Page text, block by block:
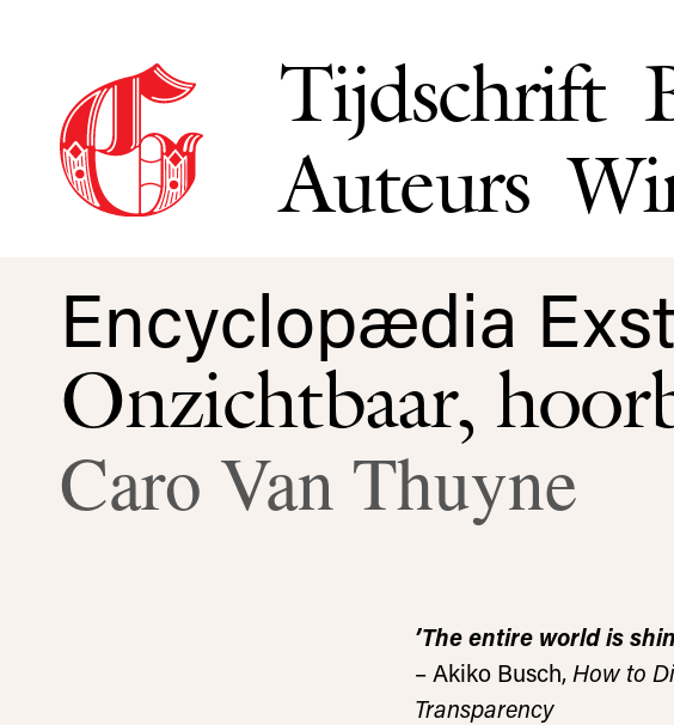
Tijdschrift
Auteurs
Encyclopædia
Onzichtbaar,
Caro Van Thuyne
’The entire world is
– Akiko Busch, How to
Transparency